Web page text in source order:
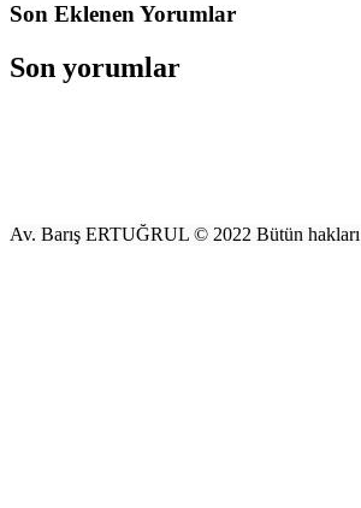
Son Eklenen Yorumlar
Son yorumlar
Av. Barış ERTUĞRUL © 2022 Bütün hakları